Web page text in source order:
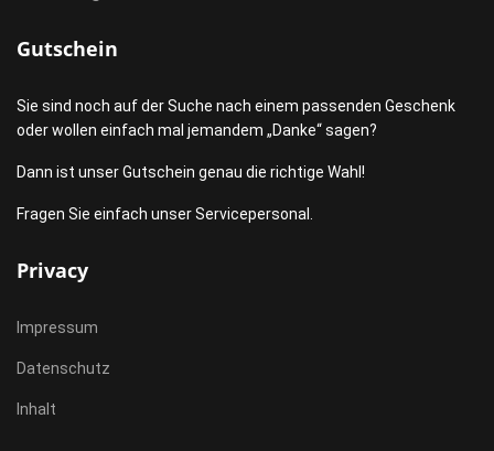
Gutschein
Sie sind noch auf der Suche nach einem passenden Geschenk
oder wollen einfach mal jemandem „Danke“ sagen?
Dann ist unser Gutschein genau die richtige Wahl!
Fragen Sie einfach unser Servicepersonal.
Privacy
Impressum
Datenschutz
Inhalt